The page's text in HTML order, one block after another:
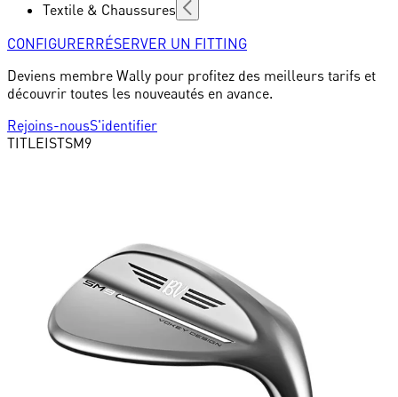
Textile & Chaussures
CONFIGURERRÉSERVER UN FITTING
Deviens membre Wally pour profitez des meilleurs tarifs et
découvrir toutes les nouveautés en avance.
Rejoins-nousS'identifier
TITLEISTSM9